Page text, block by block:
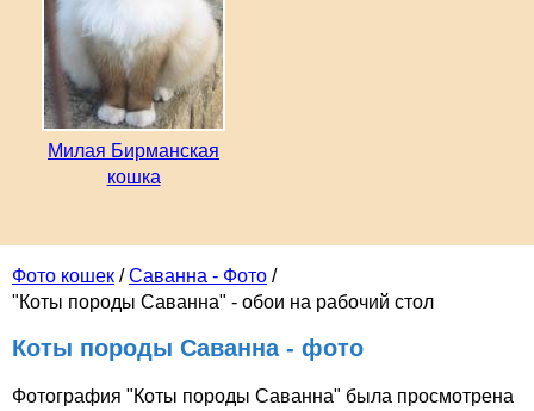
Фото кошек /Саванна - Фото /
"Коты породы Саванна" - обои на рабочий стол
Коты породы Саванна - фото
Фотография "Коты породы Саванна" была просмотрена
Милая Бирманская
кошка